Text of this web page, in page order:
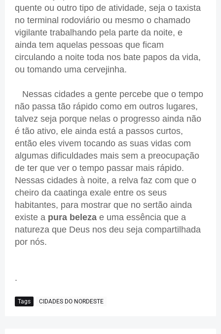
quente ou outro tipo de atividade, seja o taxista
no terminal rodoviário ou mesmo o chamado
vigilante trabalhando pela parte da noite, e
ainda tem aquelas pessoas que ficam
circulando a noite toda nos bate papos da vida,
ou tomando uma cervejinha.
Nessas cidades a gente percebe que o tempo
não passa tão rápido como em outros lugares,
talvez seja porque nelas o progresso ainda não
é tão ativo, ele ainda está a passos curtos,
então eles vivem tocando as suas vidas com
algumas dificuldades mais sem a preocupação
de ter que ver o tempo passar mais rápido.
Nessas cidades à noite, a relva faz com que o
cheiro da caatinga exale entre os seus
habitantes, para mostrar que no sertão ainda
existe a pura beleza e uma essência que a
natureza que Deus nos deu seja compartilhada
por nós.
.
Tags CIDADES DO NORDESTE